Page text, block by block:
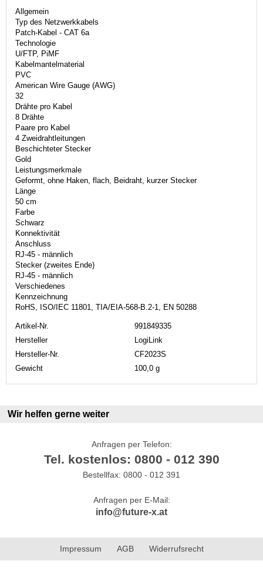
Allgemein
Typ des Netzwerkkabels
Patch-Kabel - CAT 6a
Technologie
U/FTP, PiMF
Kabelmantelmaterial
PVC
American Wire Gauge (AWG)
32
Drähte pro Kabel
8 Drähte
Paare pro Kabel
4 Zweidrahtleitungen
Beschichteter Stecker
Gold
Leistungsmerkmale
Geformt, ohne Haken, flach, Beidraht, kurzer Stecker
Länge
50 cm
Farbe
Schwarz
Konnektivität
Anschluss
RJ-45 - männlich
Stecker (zweites Ende)
RJ-45 - männlich
Verschiedenes
Kennzeichnung
RoHS, ISO/IEC 11801, TIA/EIA-568-B.2-1, EN 50288
Artikel-Nr.
991849335
Hersteller
LogiLink
Hersteller-Nr.
CF2023S
Gewicht
100,0 g
Wir helfen gerne weiter
Anfragen per Telefon:
Tel. kostenlos: 0800 - 012 390
Bestellfax: 0800 - 012 391
Anfragen per E-Mail:
info@future-x.at
Impressum AGB Widerrufsrecht